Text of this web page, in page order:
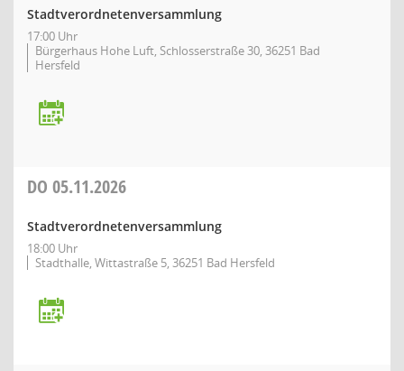
Stadtverordnetenversammlung
17:00 Uhr
Bürgerhaus Hohe Luft, Schlosserstraße 30, 36251 Bad
Hersfeld
DO 05.11.2026
Stadtverordnetenversammlung
18:00 Uhr
Stadthalle, Wittastraße 5, 36251 Bad Hersfeld